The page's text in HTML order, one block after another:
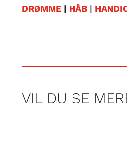
DRØMME| HÅB|
VIL DU SE